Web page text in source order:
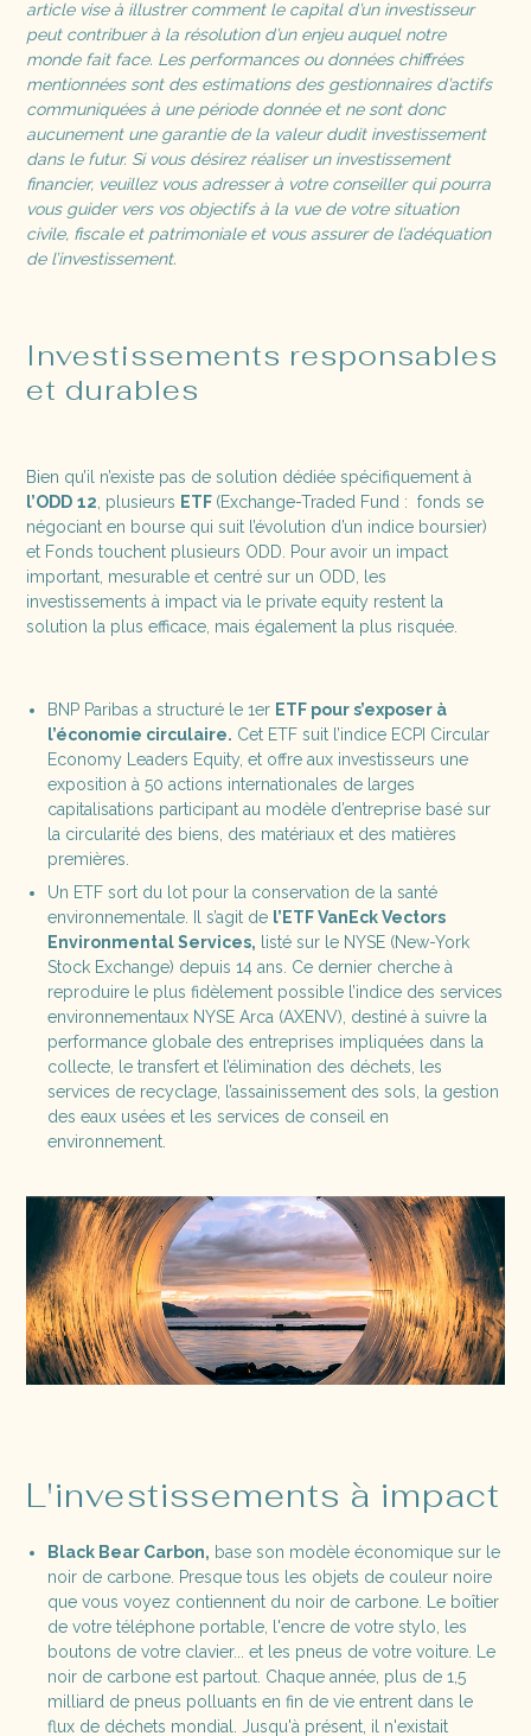
article vise à illustrer comment le capital d’un investisseur
peut contribuer à la résolution d’un enjeu auquel notre
monde fait face. Les performances ou données chiffrées
mentionnées sont des estimations des gestionnaires d’actifs
communiquées à une période donnée et ne sont donc
aucunement une garantie de la valeur dudit investissement
dans le futur. Si vous désirez réaliser un investissement
financier, veuillez vous adresser à votre conseiller qui pourra
vous guider vers vos objectifs à la vue de votre situation
civile, fiscale et patrimoniale et vous assurer de l’adéquation
de l’investissement.
Investissements responsables
et durables
Bien qu’il n’existe pas de solution dédiée spécifiquement à
l’ODD 12 , plusieurs ETF (Exchange-Traded Fund : fonds se
négociant en bourse qui suit l’évolution d’un indice boursier)
et Fonds touchent plusieurs ODD. Pour avoir un impact
important, mesurable et centré sur un ODD, les
investissements à impact via le private equity restent la
solution la plus efficace, mais également la plus risquée.
BNP Paribas a structuré le 1er ETF pour s’exposer à
l’économie circulaire. Cet ETF suit l’indice ECPI Circular
Economy Leaders Equity, et offre aux investisseurs une
exposition à 50 actions internationales de larges
capitalisations participant au modèle d’entreprise basé sur
la circularité des biens, des matériaux et des matières
premières.
Un ETF sort du lot pour la conservation de la santé
environnementale. Il s’agit de l’ETF VanEck Vectors
Environmental Services, listé sur le NYSE (New-York
Stock Exchange) depuis 14 ans. Ce dernier cherche à
reproduire le plus fidèlement possible l’indice des services
environnementaux NYSE Arca (AXENV), destiné à suivre la
performance globale des entreprises impliquées dans la
collecte, le transfert et l’élimination des déchets, les
services de recyclage, l’assainissement des sols, la gestion
des eaux usées et les services de conseil en
environnement.
L'investissements à impact
Black Bear Carbon, base son modèle économique sur le
noir de carbone. Presque tous les objets de couleur noire
que vous voyez contiennent du noir de carbone. Le boîtier
de votre téléphone portable, l'encre de votre stylo, les
boutons de votre clavier... et les pneus de votre voiture. Le
noir de carbone est partout. Chaque année, plus de 1,5
milliard de pneus polluants en fin de vie entrent dans le
flux de déchets mondial. Jusqu'à présent, il n'existait